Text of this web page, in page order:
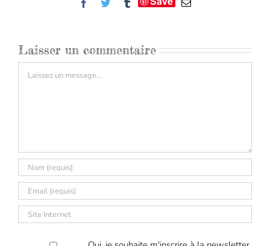
Facebook
Twitter Tumblr Email
Laisser un commentaire